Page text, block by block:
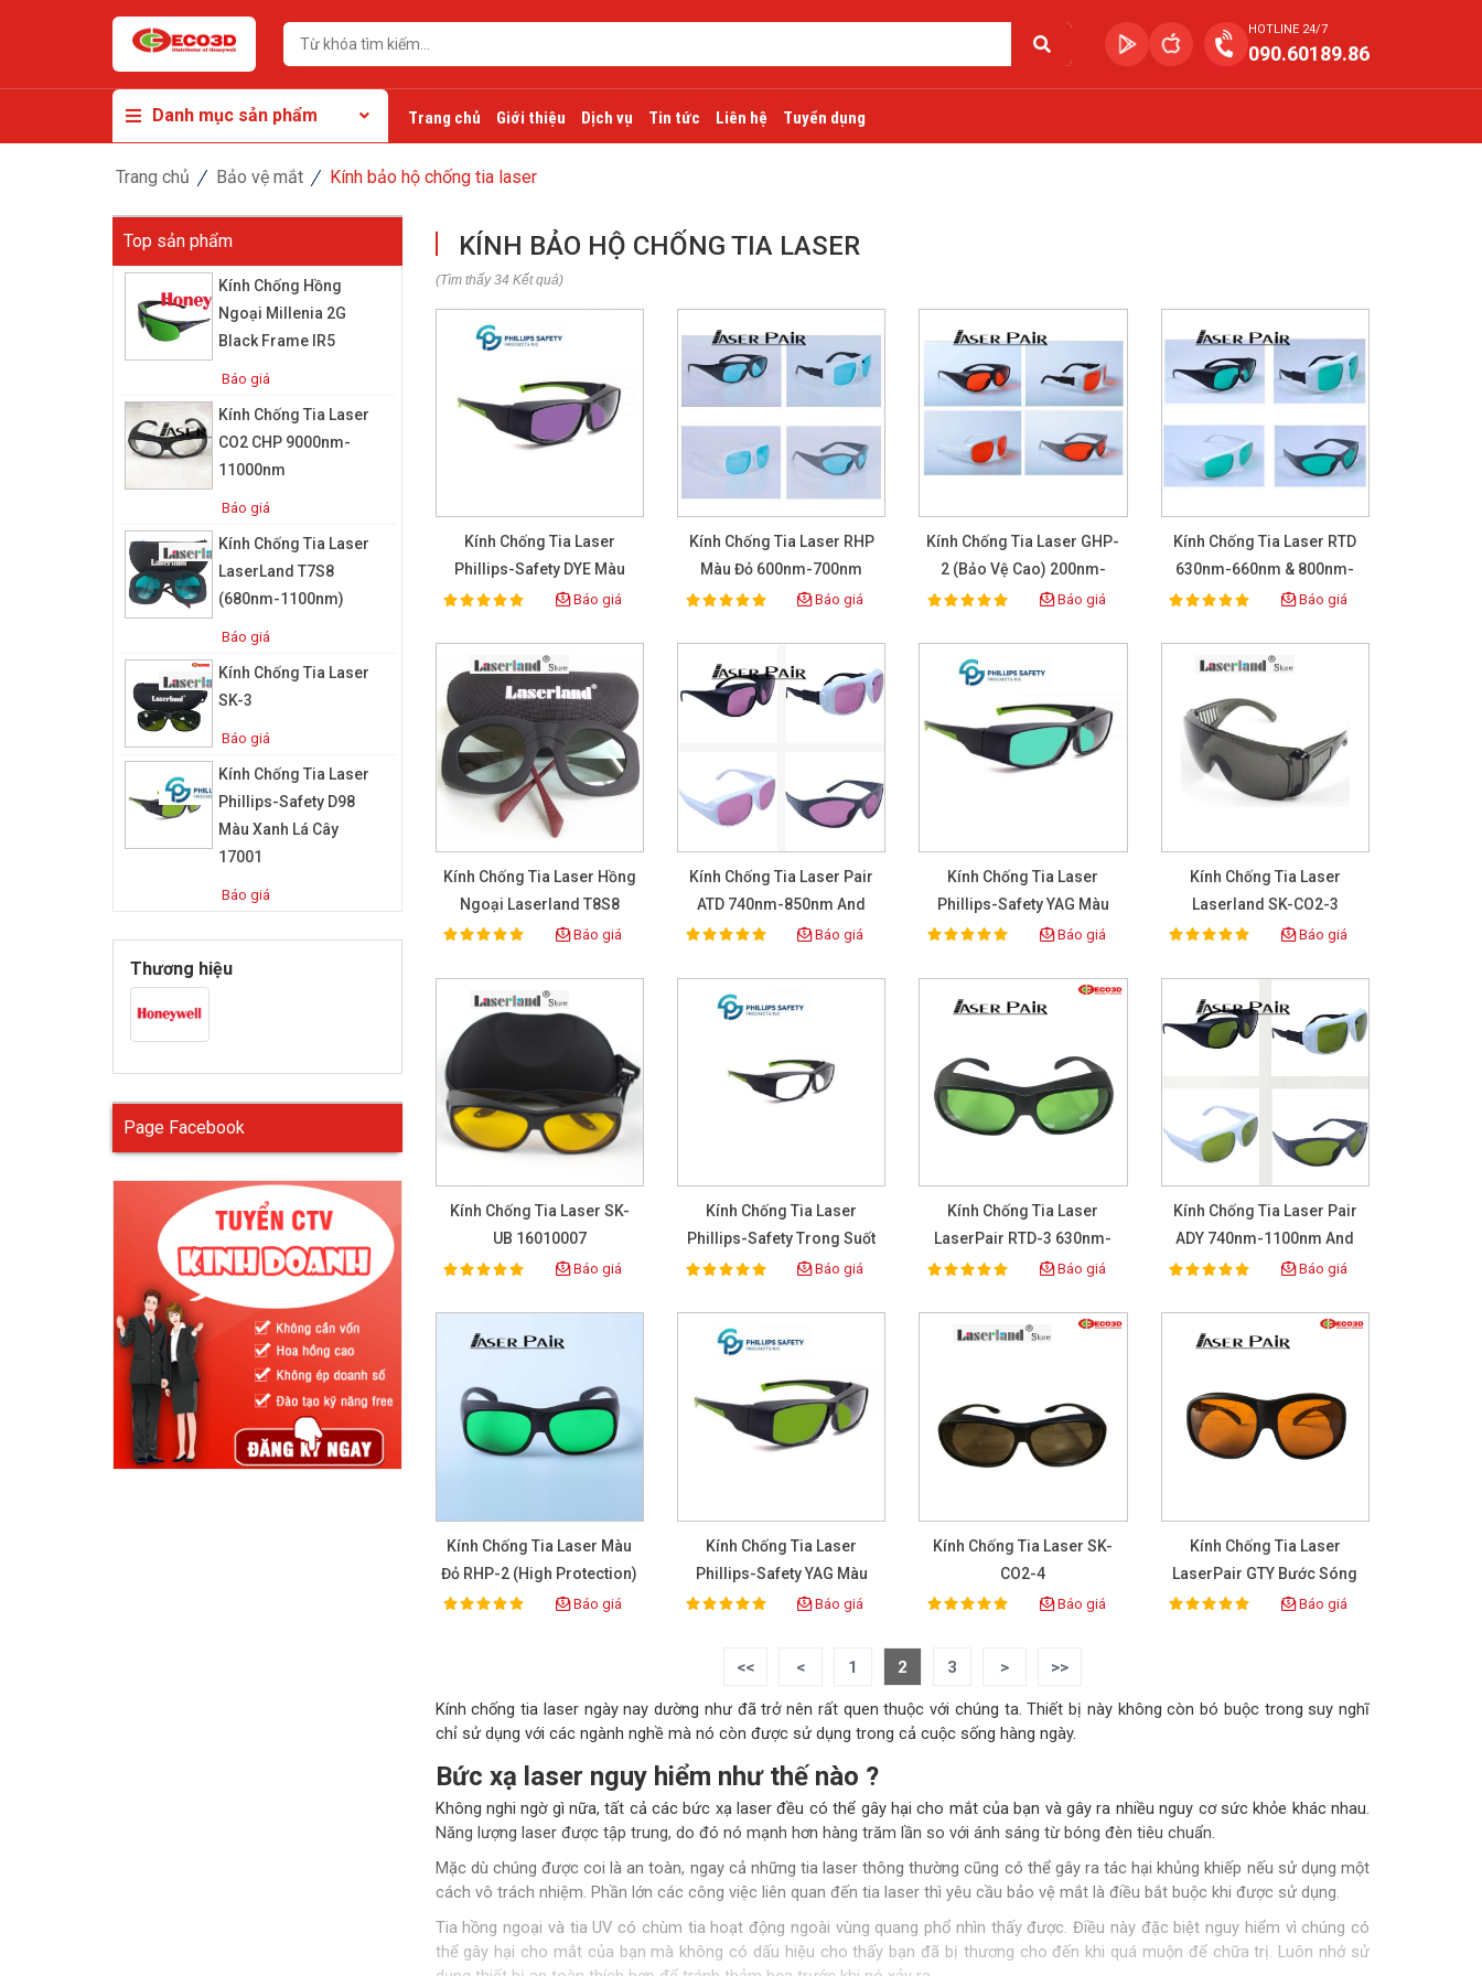
HOTLINE 24/7
090.60189.86
Danh mục sản phẩm Trang chủ Giới thiệu Dịch vụ Tin tức Liên hệ Tuyển dụng
Trang chủ Bảo vệ mắt Kính bảo hộ chống tia laser
Top sản phẩm
Kính Chống Hồng
Ngoại Millenia 2G
Black Frame IR5
Báo giá
Kính Chống Tia Laser
CO2 CHP 9000nm-
11000nm
Báo giá
Kính Chống Tia Laser
LaserLand T7S8
(680nm-1100nm)
Báo giá
Kính Chống Tia Laser
SK-3
Báo giá
Kính Chống Tia Laser
Phillips-Safety D98
Màu Xanh Lá Cây
17001
Báo giá
Thương hiệu
Page Facebook
KÍNH BẢO HỘ CHỐNG TIA LASER
(Tìm thấy 34 Kết quả)
Kính Chống Tia Laser
Phillips-Safety DYE Màu
Tím 17001
Rating:
100% Báo giá
Kính Chống Tia Laser RHP
Màu Đỏ 600nm-700nm
Rating:
100% Báo giá
Kính Chống Tia Laser GHP-
2 (Bảo Vệ Cao) 200nm-
540nm
Rating:
100% Báo giá
Kính Chống Tia Laser RTD
630nm-660nm & 800nm-
830nm
Rating:
100% Báo giá
Kính Chống Tia Laser Hồng
Ngoại Laserland T8S8
980nm-2940nm
Rating:
100% Báo giá
Kính Chống Tia Laser Pair
ATD 740nm-850nm And
780nm-830nm
Rating:
100% Báo giá
Kính Chống Tia Laser
Phillips-Safety YAG Màu
Xanh 17001
Rating:
100% Báo giá
Kính Chống Tia Laser
Laserland SK-CO2-3
Rating:
100% Báo giá
Kính Chống Tia Laser SK-
UB 16010007
Rating:
100% Báo giá
Kính Chống Tia Laser
Phillips-Safety Trong Suốt
17001
Rating:
100% Báo giá
Kính Chống Tia Laser
LaserPair RTD-3 630nm-
660nm
Rating:
100% Báo giá
Kính Chống Tia Laser Pair
ADY 740nm-1100nm And
780nm-1070nm
Rating:
100% Báo giá
Kính Chống Tia Laser Màu
Đỏ RHP-2 (High Protection)
600nm-700nm
Rating:
100% Báo giá
Kính Chống Tia Laser
Phillips-Safety YAG Màu
Xanh Lá Cây 17001
Rating:
100% Báo giá
Kính Chống Tia Laser SK-
CO2-4
Rating:
100% Báo giá
Kính Chống Tia Laser
LaserPair GTY Bước Sóng
200nm-540nm Và 900nm-
Rating:
100% Báo giá
<< < 1 2 3 > >>
Kính chống tia laser ngày nay dường như đã trở nên rất quen thuộc với chúng ta. Thiết bị này không còn bó buộc trong suy nghĩ
chỉ sử dụng với các ngành nghề mà nó còn được sử dụng trong cả cuộc sống hàng ngày.
Bức xạ laser nguy hiểm như thế nào ?
Không nghi ngờ gì nữa, tất cả các bức xạ laser đều có thể gây hại cho mắt của bạn và gây ra nhiều nguy cơ sức khỏe khác nhau.
Năng lượng laser được tập trung, do đó nó mạnh hơn hàng trăm lần so với ánh sáng từ bóng đèn tiêu chuẩn.
Mặc dù chúng được coi là an toàn, ngay cả những tia laser thông thường cũng có thể gây ra tác hại khủng khiếp nếu sử dụng một
cách vô trách nhiệm. Phần lớn các công việc liên quan đến tia laser thì yêu cầu bảo vệ mắt là điều bắt buộc khi được sử dụng.
Tia hồng ngoại và tia UV có chùm tia hoạt động ngoài vùng quang phổ nhìn thấy được. Điều này đặc biệt nguy hiểm vì chúng có
thể gây hại cho mắt của bạn mà không có dấu hiệu cho thấy bạn đã bị thương cho đến khi quá muộn để chữa trị. Luôn nhớ sử